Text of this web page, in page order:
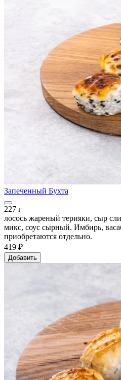
Запеченный Бухта
227 г
лосось жареный терияки, сыр
микс, соус сырный. Имбирь,
приобретаются отдельно.
419 ₽
Добавить